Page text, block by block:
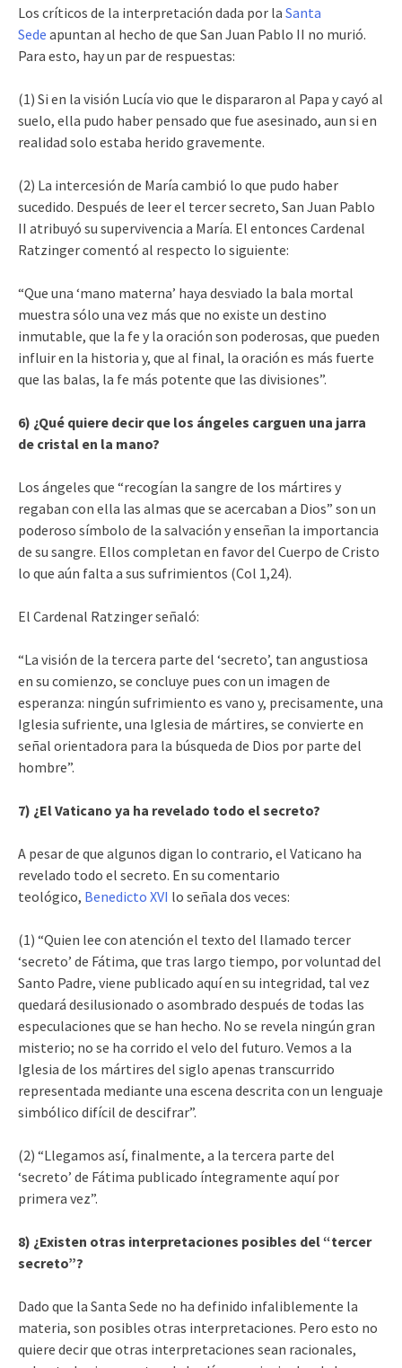
Los críticos de la interpretación dada por la Santa
Sede apuntan al hecho de que San Juan Pablo II no murió.
Para esto, hay un par de respuestas:
(1) Si en la visión Lucía vio que le dispararon al Papa y cayó al
suelo, ella pudo haber pensado que fue asesinado, aun si en
realidad solo estaba herido gravemente.
(2) La intercesión de María cambió lo que pudo haber
sucedido. Después de leer el tercer secreto, San Juan Pablo
II atribuyó su supervivencia a María. El entonces Cardenal
Ratzinger comentó al respecto lo siguiente:
“Que una ‘mano materna’ haya desviado la bala mortal
muestra sólo una vez más que no existe un destino
inmutable, que la fe y la oración son poderosas, que pueden
influir en la historia y, que al final, la oración es más fuerte
que las balas, la fe más potente que las divisiones”.
6) ¿Qué quiere decir que los ángeles carguen una jarra
de cristal en la mano?
Los ángeles que “recogían la sangre de los mártires y
regaban con ella las almas que se acercaban a Dios” son un
poderoso símbolo de la salvación y enseñan la importancia
de su sangre. Ellos completan en favor del Cuerpo de Cristo
lo que aún falta a sus sufrimientos (Col 1,24).
El Cardenal Ratzinger señaló:
“La visión de la tercera parte del ‘secreto’, tan angustiosa
en su comienzo, se concluye pues con un imagen de
esperanza: ningún sufrimiento es vano y, precisamente, una
Iglesia sufriente, una Iglesia de mártires, se convierte en
señal orientadora para la búsqueda de Dios por parte del
hombre”.
7) ¿El Vaticano ya ha revelado todo el secreto?
A pesar de que algunos digan lo contrario, el Vaticano ha
revelado todo el secreto. En su comentario
teológico, Benedicto XVI lo señala dos veces:
(1) “Quien lee con atención el texto del llamado tercer
‘secreto’ de Fátima, que tras largo tiempo, por voluntad del
Santo Padre, viene publicado aquí en su integridad, tal vez
quedará desilusionado o asombrado después de todas las
especulaciones que se han hecho. No se revela ningún gran
misterio; no se ha corrido el velo del futuro. Vemos a la
Iglesia de los mártires del siglo apenas transcurrido
representada mediante una escena descrita con un lenguaje
simbólico difícil de descifrar”.
(2) “Llegamos así, finalmente, a la tercera parte del
‘secreto’ de Fátima publicado íntegramente aquí por
primera vez”.
8) ¿Existen otras interpretaciones posibles del “tercer
secreto”?
Dado que la Santa Sede no ha definido infaliblemente la
materia, son posibles otras interpretaciones. Pero esto no
quiere decir que otras interpretaciones sean racionales,